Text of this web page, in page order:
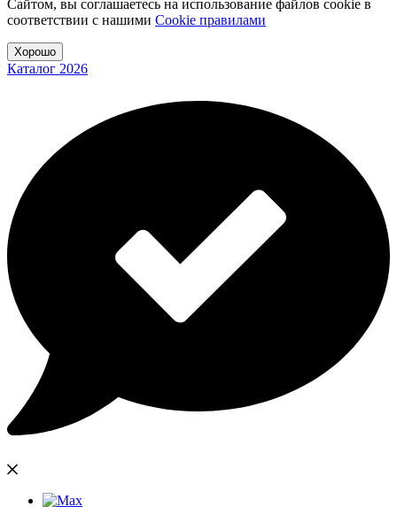
Сайтом, вы соглашаетесь на использование файлов cookie в
соответствии с нашими Cookiе правилами
Хорошо
Каталог 2026